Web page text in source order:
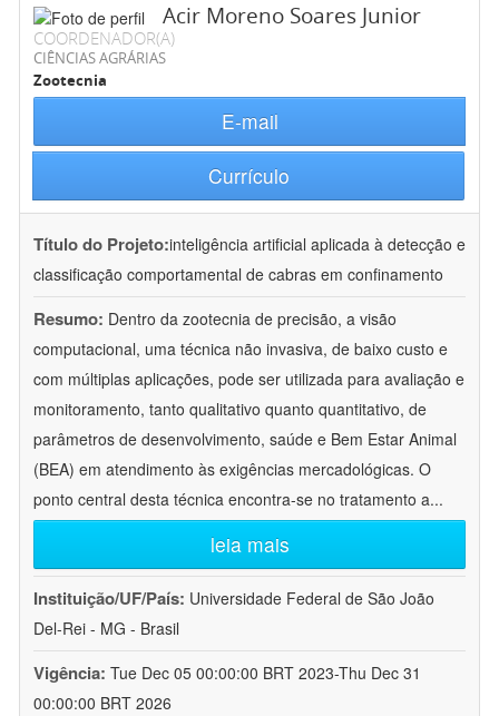
Acir Moreno Soares Junior
COORDENADOR(A)
CIÊNCIAS AGRÁRIAS
Zootecnia
E-mail
Currículo
Título do Projeto:inteligência artificial aplicada à detecção e
classificação comportamental de cabras em confinamento
Resumo: Dentro da zootecnia de precisão, a visão
computacional, uma técnica não invasiva, de baixo custo e
com múltiplas aplicações, pode ser utilizada para avaliação e
monitoramento, tanto qualitativo quanto quantitativo, de
parâmetros de desenvolvimento, saúde e Bem Estar Animal
(BEA) em atendimento às exigências mercadológicas. O
ponto central desta técnica encontra-se no tratamento a...
leia mais
Instituição/UF/País: Universidade Federal de São João
Del-Rei - MG - Brasil
Vigência: Tue Dec 05 00:00:00 BRT 2023-Thu Dec 31
00:00:00 BRT 2026